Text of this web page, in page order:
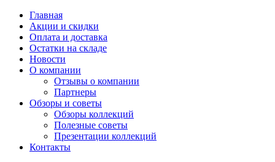
Главная
Акции и скидки
Оплата и доставка
Остатки на складе
Новости
О компании
Отзывы о компании
Партнеры
Обзоры и советы
Обзоры коллекций
Полезные советы
Презентации коллекций
Контакты